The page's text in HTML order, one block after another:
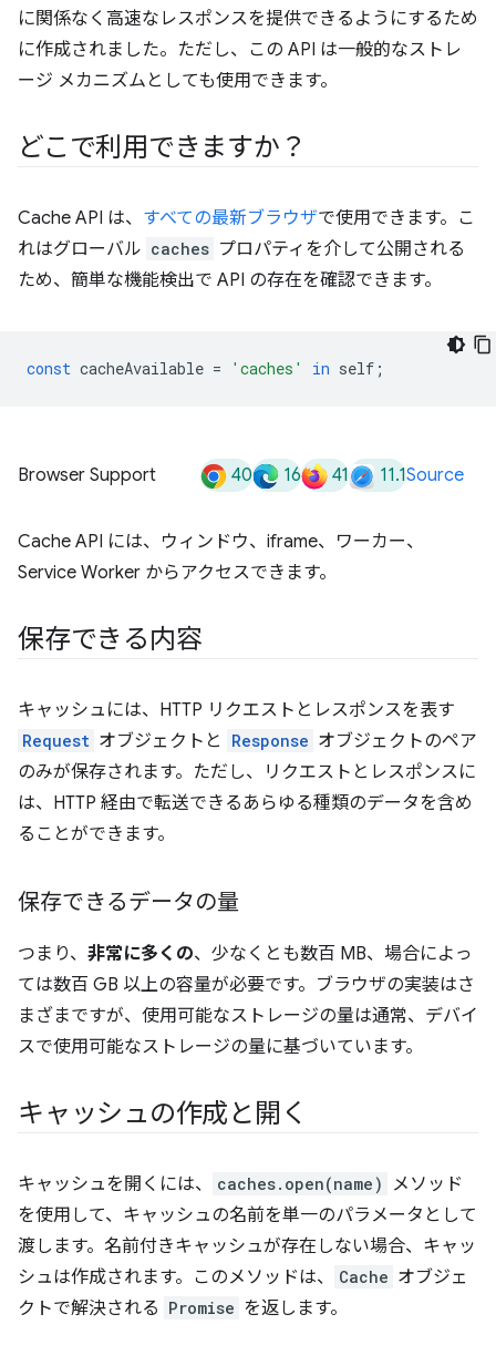
に関係なく高速なレスポンスを提供できるようにするため
に作成されました。ただし、この API は一般的なストレ
ージ メカニズムとしても使用できます。
どこで利用できますか？
Cache API は、 すべての最新ブラウザで使用できます。こ
れはグローバル caches プロパティを介して公開される
ため、簡単な機能検出で API の存在を確認できます。
const cacheAvailable = 'caches' in self ;
Browser Support 40 16 41 11.1Source
Cache API には、ウィンドウ、iframe、ワーカー、
Service Worker からアクセスできます。
保存できる内容
キャッシュには、HTTP リクエストとレスポンスを表す
Request オブジェクトと Response オブジェクトのペア
のみが保存されます。ただし、リクエストとレスポンスに
は、HTTP 経由で転送できるあらゆる種類のデータを含め
ることができます。
保存できるデータの量
つまり、 非常に多くの、少なくとも数百 MB、場合によっ
ては数百 GB 以上の容量が必要です。ブラウザの実装はさ
まざまですが、使用可能なストレージの量は通常、デバイ
スで使用可能なストレージの量に基づいています。
キャッシュの作成と開く
キャッシュを開くには、 caches.open(name)
メソッド
を使用して、キャッシュの名前を単一のパラメータとして
渡します。名前付きキャッシュが存在しない場合、キャッ
シュは作成されます。このメソッドは、
Cache オブジェ
クトで解決される Promise を返します。